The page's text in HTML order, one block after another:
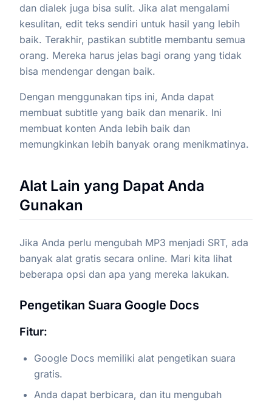
dan dialek juga bisa sulit. Jika alat mengalami
kesulitan, edit teks sendiri untuk hasil yang lebih
baik. Terakhir, pastikan subtitle membantu semua
orang. Mereka harus jelas bagi orang yang tidak
bisa mendengar dengan baik.
Dengan menggunakan tips ini, Anda dapat
membuat subtitle yang baik dan menarik. Ini
membuat konten Anda lebih baik dan
memungkinkan lebih banyak orang menikmatinya.
Alat Lain yang Dapat Anda
Gunakan
Jika Anda perlu mengubah MP3 menjadi SRT, ada
banyak alat gratis secara online. Mari kita lihat
beberapa opsi dan apa yang mereka lakukan.
Pengetikan Suara Google Docs
Fitur:
Google Docs memiliki alat pengetikan suara
gratis.
Anda dapat berbicara, dan itu mengubah